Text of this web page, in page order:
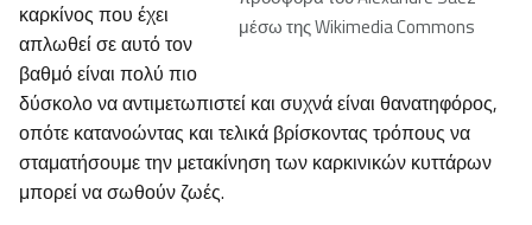
μέσω της Wikimedia Commons
καρκίνος που έχει
απλωθεί σε αυτό τον
βαθμό είναι πολύ πιο
δύσκολο να αντιμετωπιστεί και συχνά είναι θανατηφόρος,
οπότε κατανοώντας και τελικά βρίσκοντας τρόπους να
σταματήσουμε την μετακίνηση των καρκινικών κυττάρων
μπορεί να σωθούν ζωές.